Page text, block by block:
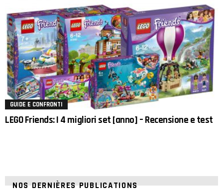
GUIDE E CONFRONTI
LEGO Friends: I 4 migliori set [anno] – Recensione e test
NOS DERNIÈRES PUBLICATIONS